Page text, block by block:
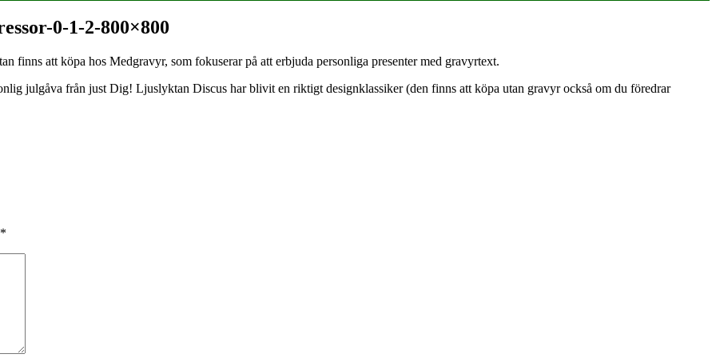
0-1-2-800×800
julgåva från just Dig! Ljuslyktan Discus har blivit en riktigt designklassiker (den finns att köpa utan gravyr också om du föredrar
*